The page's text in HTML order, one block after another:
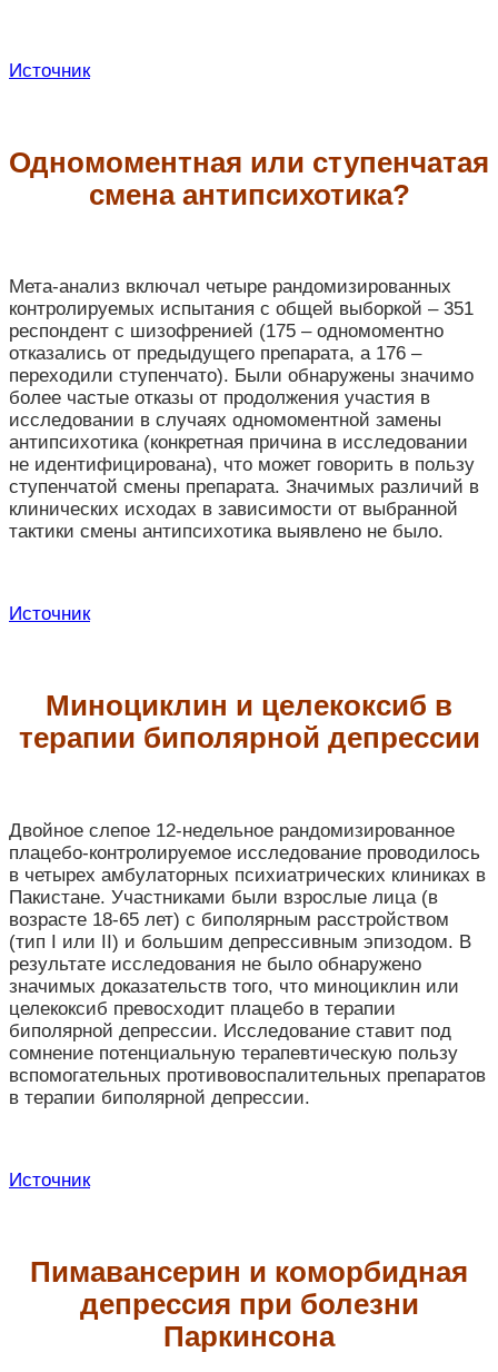
Источник
Одномоментная или ступенчатая
смена антипсихотика?
Мета-анализ включал четыре рандомизированных
контролируемых испытания с общей выборкой – 351
респондент с шизофренией (175 – одномоментно
отказались от предыдущего препарата, а 176 –
переходили ступенчато). Были обнаружены значимо
более частые отказы от продолжения участия в
исследовании в случаях одномоментной замены
антипсихотика (конкретная причина в исследовании
не идентифицирована), что может говорить в пользу
ступенчатой смены препарата. Значимых различий в
клинических исходах в зависимости от выбранной
тактики смены антипсихотика выявлено не было.
Источник
Миноциклин и целекоксиб в
терапии биполярной депрессии
Двойное слепое 12-недельное рандомизированное
плацебо-контролируемое исследование проводилось
в четырех амбулаторных психиатрических клиниках в
Пакистане. Участниками были взрослые лица (в
возрасте 18-65 лет) с биполярным расстройством
(тип I или II) и большим депрессивным эпизодом. В
результате исследования не было обнаружено
значимых доказательств того, что миноциклин или
целекоксиб превосходит плацебо в терапии
биполярной депрессии. Исследование ставит под
сомнение потенциальную терапевтическую пользу
вспомогательных противовоспалительных препаратов
в терапии биполярной депрессии.
Источник
Пимавансерин и коморбидная
депрессия при болезни
Паркинсона